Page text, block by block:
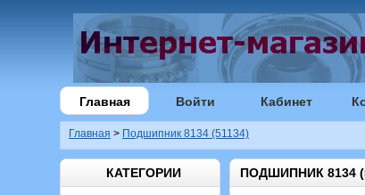
Главная Войти Кабинет
Главная > Подшипник 8134 (51134)
КАТЕГОРИИ ПОДШИПНИК 8134